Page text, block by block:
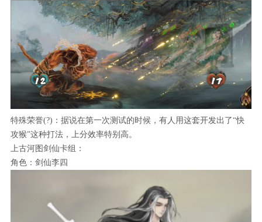
特殊荣誉(?)：据说在第一次测试的时候，有人用这套开发出了“快
攻猴”这种打法，上分效率特别高。
上古河图剑仙卡组：
角色：剑仙李四